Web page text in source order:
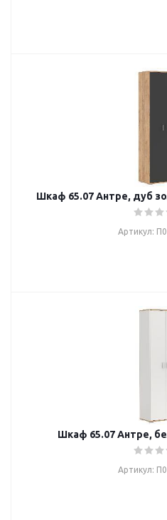
Шкаф 65.07 Антре, дуб
Артикул:
Шкаф 65.07 Антре,
Артикул: